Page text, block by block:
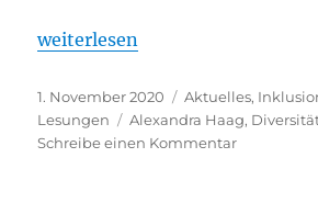
„Paula und die Zauberschuhe
weiterlesen
Veröffentlicht
am
1. November 2020 Kategorien
Aktuelles,
Lesungen
Schlagwörter
Alexandra Haag,
Schreibe einen Kommentarzu